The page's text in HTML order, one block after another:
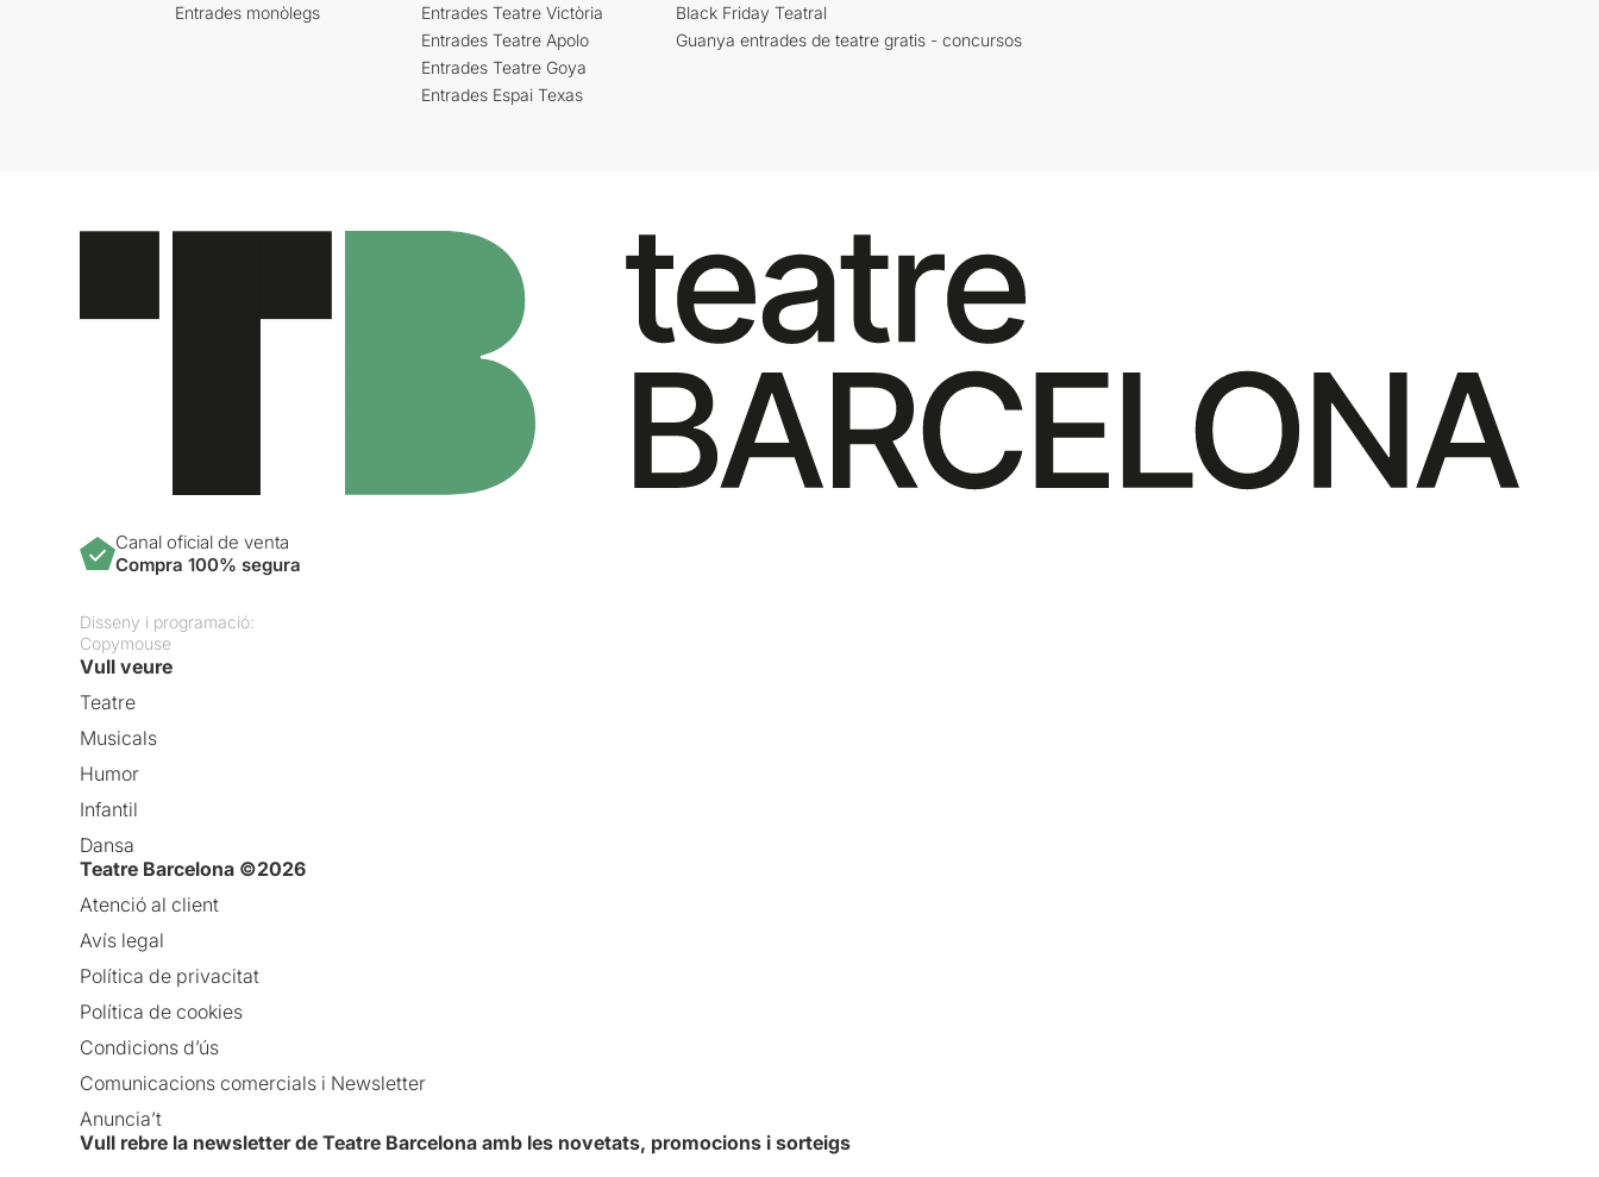
Entrades monòlegs
Entrades Teatre Victòria
Entrades Teatre Apolo
Entrades Teatre Goya
Entrades Espai Texas
Black Friday Teatral
Guanya entrades de teatre gratis - concursos
Canal oficial de venta
Compra 100% segura
Disseny i programació:
Copymouse
Vull veure
Teatre
Musicals
Humor
Infantil
Dansa
Teatre Barcelona ©2026
Atenció al client
Avís legal
Política de privacitat
Política de cookies
Condicions d’ús
Comunicacions comercials i Newsletter
Anuncia’t
Vull rebre la newsletter de Teatre Barcelona amb les novetats, promocions i sorteigs